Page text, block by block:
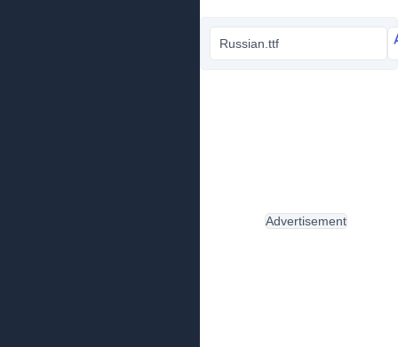
Russian.ttf
Advertisement